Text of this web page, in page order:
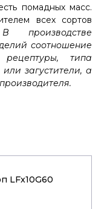
помадных масс.
всех сортов
В производстве
соотношение
типа
загустители, а
LFx10G60